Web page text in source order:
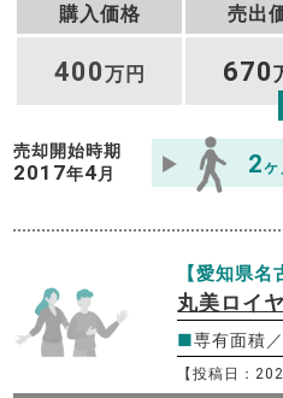
購入価格 売出
400万円 670
売却開始時期
2017年4 月 2ヶ
【愛知県名
丸美ロイ
■専有面積
【投稿日：